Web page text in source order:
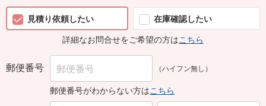
見積り依頼したい
在庫確認したい
詳細なお問合せをご希望の方はこちら
郵便番号 （ハイフン無し）
郵便番号がわからない方はこちら